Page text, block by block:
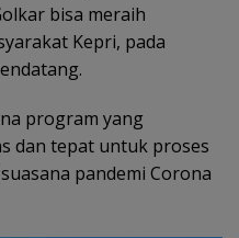
bisa meraih
Kepri, pada
program yang
dan tepat untuk proses
pandemi Corona